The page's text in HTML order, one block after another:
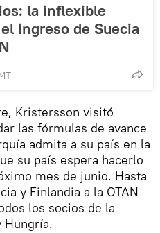
la inflexible
ingreso de Suecia
Kristersson visitó
las fórmulas de avance
admita a su país en la
su país espera hacerlo
mes de junio. Hasta
y Finlandia a la OTAN
los socios de la
Hungría.